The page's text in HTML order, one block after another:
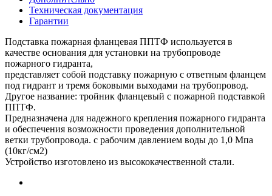
Техническая документация
Гарантии
Подставка пожарная фланцевая ППТФ используется в
качестве основания для установки на трубопроводе
пожарного гидранта,
представляет собой подставку пожарную с ответным фланцем
под гидрант и тремя боковыми выходами на трубопровод.
Другое название: тройник фланцевый с пожарной подставкой
ППТФ.
Предназначена для надежного крепления пожарного гидранта
и обеспечения возможности проведения дополнительной
ветки трубопровода. с рабочим давлением воды до 1,0 Мпа
(10кг/см2)
Устройство изготовлено из высококачественной стали.